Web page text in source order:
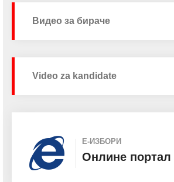
Видео за бираче
Video za kandidate
Е-ИЗБОРИ
Онлине портал